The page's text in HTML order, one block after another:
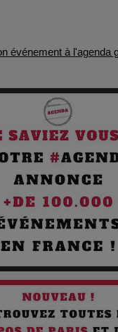
Soin de sa Santé
Entreprises
l'IA : Lola
le Futur
l’IA prend le pouvoir :